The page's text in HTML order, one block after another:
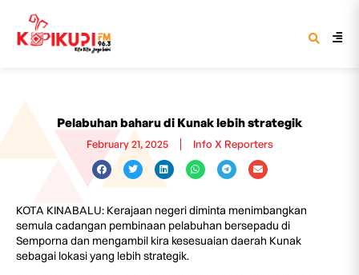
Pelabuhan baharu di Kunak lebih strategik
February 21, 2025 Info X Reporters
KOTA KINABALU: Kerajaan negeri diminta menimbangkan
semula cadangan pembinaan pelabuhan bersepadu di
Semporna dan mengambil kira kesesuaian daerah Kunak
sebagai lokasi yang lebih strategik.